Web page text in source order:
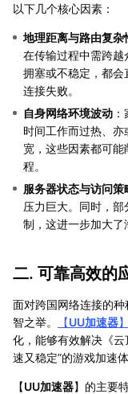
以下几个核心因素：
地理距离与路由复杂
在传输过程中需跨
拥塞或不稳定，都
连接失败。
自身网络环境波动
时间工作而过热、
宽，这些因素都可
程。
服务器状态与访问策
压力巨大。同时，
制，这进一步加大了
二. 可靠高效的
面对跨国网络连接的
智之举。
【UU加速器】
化，能够有效解决《
速又稳定”的游戏加速体
【UU加速器】的主要